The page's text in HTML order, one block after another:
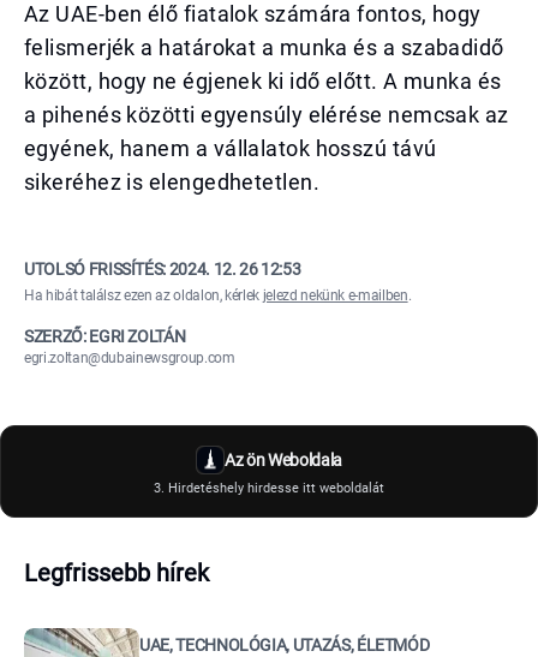
Az UAE-ben élő fiatalok számára fontos, hogy
felismerjék a határokat a munka és a szabadidő
között, hogy ne égjenek ki idő előtt. A munka és
a pihenés közötti egyensúly elérése nemcsak az
egyének, hanem a vállalatok hosszú távú
sikeréhez is elengedhetetlen.
UTOLSÓ FRISSÍTÉS:2024. 12. 26 12:53
Ha hibát találsz ezen az oldalon, kérlek jelezd nekünk e-mailben.
SZERZŐ: EGRI ZOLTÁN
egri.zoltan@dubainewsgroup.com
Az ön Weboldala
3. Hirdetéshely hirdesse itt weboldalát
Legfrissebb hírek
UAE, TECHNOLÓGIA, UTAZÁS, ÉLETMÓD